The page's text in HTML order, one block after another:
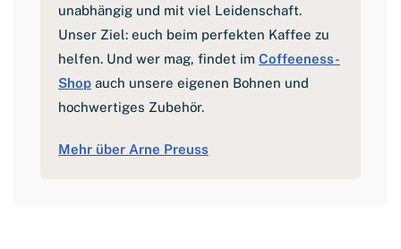
unabhängig und mit viel Leidenschaft.
Unser Ziel: euch beim perfekten Kaffee zu
helfen. Und wer mag, findet im Coffeeness-
Shop auch unsere eigenen Bohnen und
hochwertiges Zubehör.
Mehr über Arne Preuss